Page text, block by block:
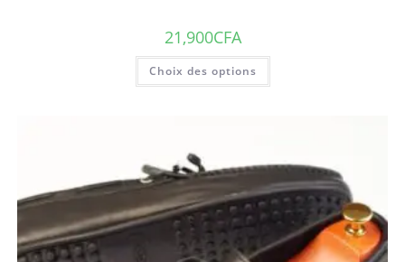
21,900CFA
Choix des options